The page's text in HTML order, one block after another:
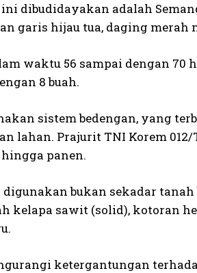
ini dibudidayakan adalah
garis hijau tua, daging
waktu 56 sampai dengan 70
8 buah.
sistem bedengan, yang
lahan. Prajurit TNI Korem
panen.
bukan sekadar
kelapa sawit (solid), kotoran
ketergantungan